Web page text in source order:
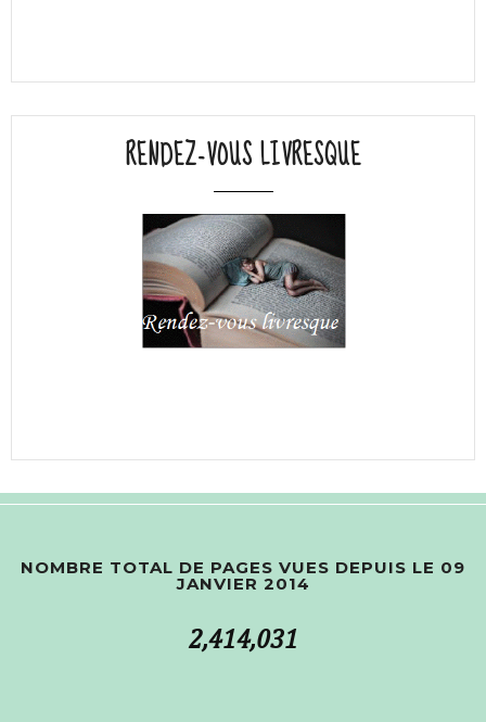
RENDEZ-VOUS LIVRESQUE
NOMBRE TOTAL DE PAGES VUES DEPUIS LE 09
JANVIER 2014
2,414,031